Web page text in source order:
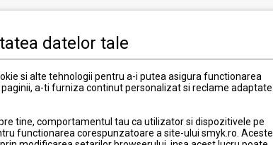
datelor tale
si alte tehnologii pentru a-i putea asigura functionarea
a-ti furniza continut personalizat si reclame adaptate
tine, comportamentul tau ca utilizator si dispozitivele pe
functionarea corespunzatoare a site-ului smyk.ro. Aceste
Informatii clienti
Contact
Informatii actuale
Card de fidelitate
Card Cadou